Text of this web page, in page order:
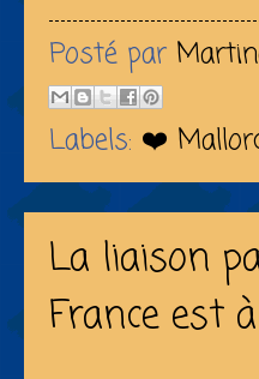
Posté par
Labels: ❤️
La liaison
France est